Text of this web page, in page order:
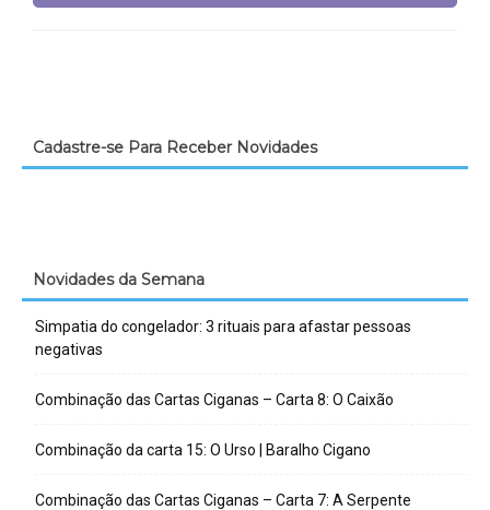
Cadastre-se Para Receber Novidades
Novidades da Semana
Simpatia do congelador: 3 rituais para afastar pessoas
negativas
Combinação das Cartas Ciganas – Carta 8: O Caixão
Combinação da carta 15: O Urso | Baralho Cigano
Combinação das Cartas Ciganas – Carta 7: A Serpente